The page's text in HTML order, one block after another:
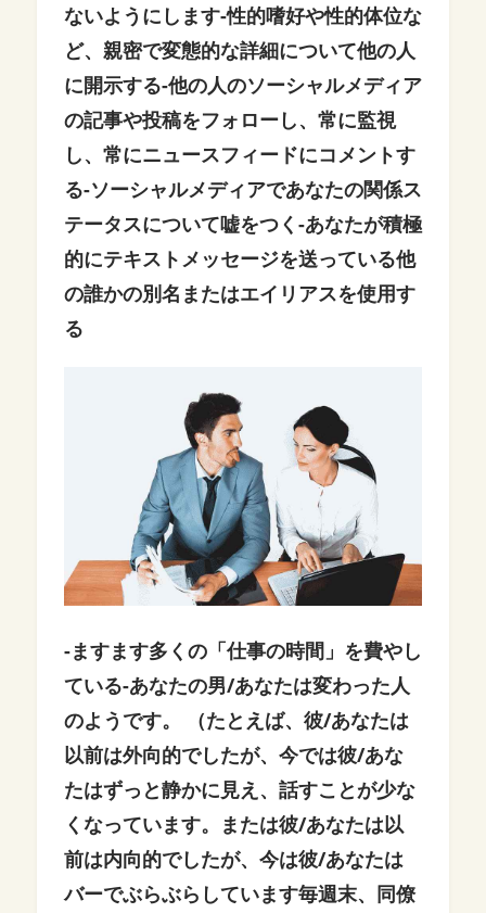
ないようにします-性的嗜好や性的体位な
ど、親密で変態的な詳細について他の人
に開示する-他の人のソーシャルメディア
の記事や投稿をフォローし、常に監視
し、常にニュースフィードにコメントす
る-ソーシャルメディアであなたの関係ス
テータスについて嘘をつく -あなたが積極
的にテキストメッセージを送っている他
の誰かの別名またはエイリアスを使用す
る
-ますます多くの「仕事の時間」を費やし
ている-あなたの男/あなたは変わった人
のようです。 （たとえば、彼/あなたは
以前は外向的でしたが、今では彼/あな
たはずっと静かに見え、話すことが少な
くなっています。または彼/あなたは以
前は内向的でしたが、今は彼/あなたは
バーでぶらぶらしています毎週末、同僚